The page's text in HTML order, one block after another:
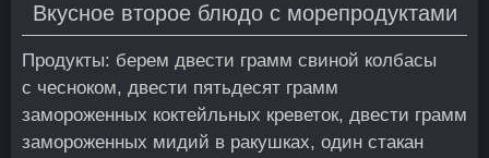
Вкусное второе блюдо с морепродуктами
Продукты: берем двести грамм свиной колбасы
с чесноком, двести пятьдесят грамм
замороженных коктейльных креветок, двести грамм
замороженных мидий в ракушках, один стакан